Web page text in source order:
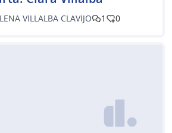
VILLALBA CLAVIJO 1 0